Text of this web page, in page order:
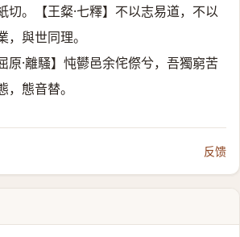
切。【王粲·七釋】不以志易道，不以
，與世同理。
原·離騷】忳鬰邑余侘傺兮，吾獨窮苦
態音替。
反馈